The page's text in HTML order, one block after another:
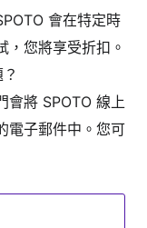
會在特定時
，您將享受折扣。
會將 SPOTO 線上
電子郵件中。您可